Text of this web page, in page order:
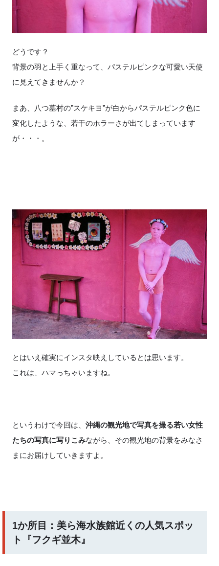
どうです？
背景の羽と上手く重なって、パステルピンクな可愛い天使
に見えてきませんか？
まあ、八つ墓村の”スケキヨ”が白からパステルピンク色に
変化したような、若干のホラーさが出てしまっています
が・・・。
とはいえ確実にインスタ映えしているとは思います。
これは、ハマっちゃいますね。
というわけで今回は、 沖縄の観光地で写真を撮る若い女性
たちの写真に写りこみながら、その観光地の背景をみなさ
まにお届けしていきますよ。
1か所目：美ら海水族館近くの人気スポッ
ト『フクギ並木』